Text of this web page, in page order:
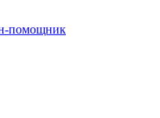
помощник